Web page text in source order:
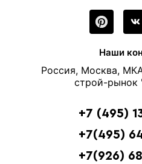
Наши
Россия, Москва,
строй-рынок
+7 (495)
+7(495)
+7(926)